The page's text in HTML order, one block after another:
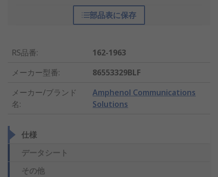
部品表に保存
RS品番:
162-1963
メーカー型番:
86553329BLF
メーカー/ブランド
名:
Amphenol Communications
Solutions
仕様
データシート
その他